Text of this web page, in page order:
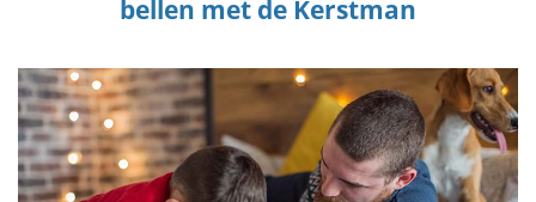
bellen met de Kerstman